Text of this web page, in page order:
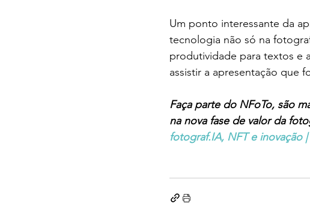
Um ponto interessante da
tecnologia não só na
produtividade para textos e
assistir a apresentação que
Faça parte do NFoTo, são
na nova fase de valor da
fotograf.IA, NFT e inovação